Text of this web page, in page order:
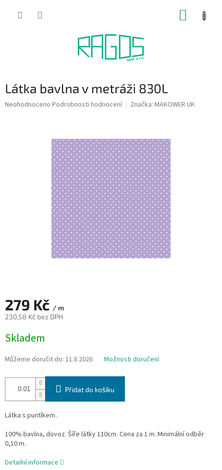
Látka bavlna v metráži 830L
Průměrné
Neohodnoceno Podrobnosti hodnocení Značka: MAKOWER UK
279 Kč / m
230,58 Kč bez DPH
cena:
Skladem
Můžeme doručit do: 11.8.2026 Možnosti doručení
Přidat do košíku
Látka s puntíkem .
100% bavlna, dovoz. Šíře látky 110cm. Cena za 1 m. Minimální odběr
0,10 m.
Detailní informace